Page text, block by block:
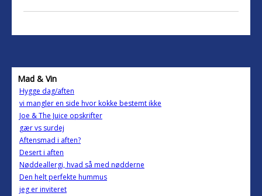
Mad & Vin
Hygge dag/aften
vi mangler en side hvor kokke bestemt ikke
Joe & The Juice opskrifter
gær vs surdej
Aftensmad i aften?
Desert i aften
Nøddeallergi, hvad så med nødderne
Den helt perfekte hummus
jeg er inviteret